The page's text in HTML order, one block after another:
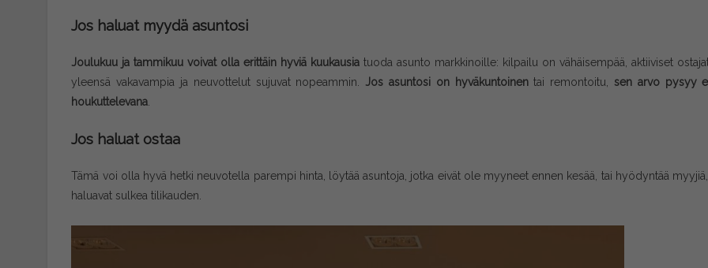
Jos haluat myydä asuntosi
Joulukuu ja tammikuu voivat olla erittäin hyviä kuukausia tuoda asunto markkinoille: kilpailu on vähäisempää, aktiiviset
yleensä vakavampia ja neuvottelut sujuvat nopeammin. Jos asuntosi on hyväkuntoinentai remontoitu, sen arvo pysyy
houkuttelevana
Jos haluat ostaa
Tämä voi olla hyvä hetki neuvotella parempi hinta, löytää asuntoja, jotka eivät ole myyneet ennen kesää, tai hyödyntää
haluavat sulkea tilikauden.